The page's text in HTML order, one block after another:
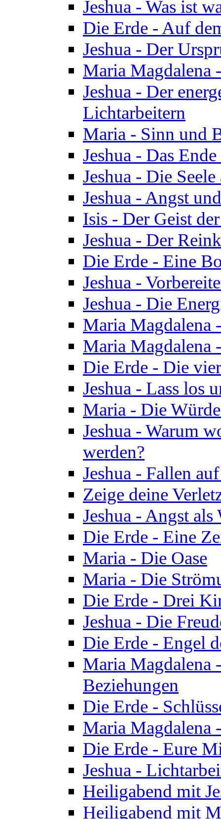
Jeshua - Was ist
Die Erde - Auf
Jeshua - Der
Maria Magdalena
Jeshua - Der
Lichtarbeitern
Maria - Sinn und
Jeshua - Das
Jeshua - Die
Jeshua - Angst
Isis - Der Geist
Jeshua - Der
Die Erde - Eine
Jeshua -
Jeshua - Die
Maria Magdalena
Maria Magdalena
Die Erde - Die
Jeshua - Lass los
Maria - Die
Jeshua - Warum
werden?
Jeshua - Fallen
Zeige deine
Jeshua - Angst als
Die Erde - Eine
Maria - Die Oase
Maria - Die
Die Erde - Drei
Jeshua - Die
Die Erde - Engel
Maria Magdalena
Beziehungen
Die Erde -
Maria Magdalena
Die Erde - Eure
Jeshua -
Heiligabend mit
Heiligabend mit